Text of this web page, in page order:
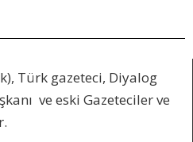
Türk gazeteci, Diyalog
ve eski Gazeteciler ve